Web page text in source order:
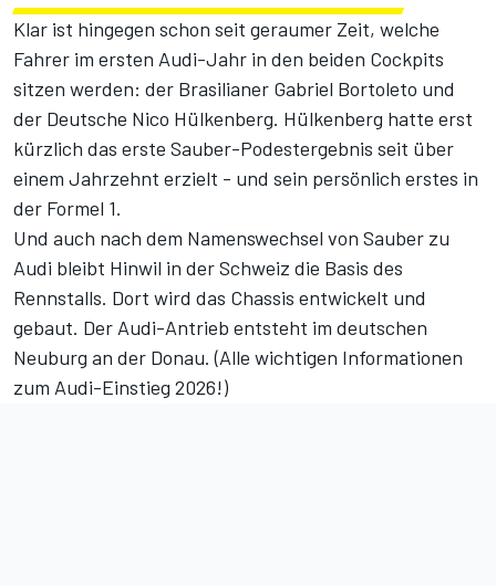
Klar ist hingegen schon seit geraumer Zeit, welche
Fahrer im ersten Audi-Jahr in den beiden Cockpits
sitzen werden: der Brasilianer Gabriel Bortoleto und
der Deutsche Nico Hülkenberg. Hülkenberg hatte erst
kürzlich das erste Sauber-Podestergebnis seit über
einem Jahrzehnt erzielt - und sein persönlich erstes in
der Formel 1.
Und auch nach dem Namenswechsel von Sauber zu
Audi bleibt Hinwil in der Schweiz die Basis des
Rennstalls. Dort wird das Chassis entwickelt und
gebaut. Der Audi-Antrieb entsteht im deutschen
Neuburg an der Donau. (Alle wichtigen Informationen
zum Audi-Einstieg 2026!)